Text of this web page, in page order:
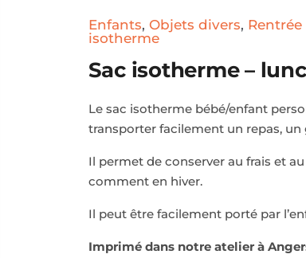
Enfants, Objets divers, Rentrée
isotherme
Sac isotherme –
Le sac isotherme bébé/enfant
transporter facilement un repas,
Il permet de conserver au frais et
comment en hiver.
Il peut être facilement porté par
Imprimé dans notre atelier à
lunch
box
oiseau